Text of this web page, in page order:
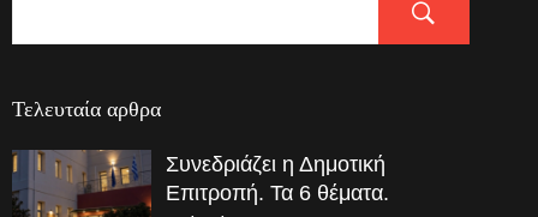
Τελευταία αρθρα
Συνεδριάζει η Δημοτική
Επιτροπή. Τα 6 θέματα.